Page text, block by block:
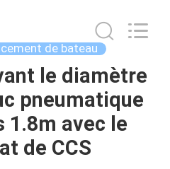
de bateau
le diamètre
pneumatique
1.8m avec le
de CCS